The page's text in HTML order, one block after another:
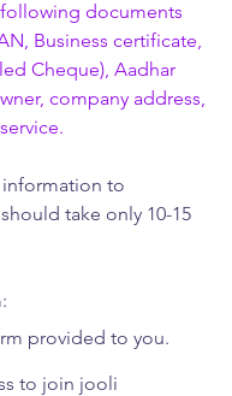
documents
Business certificate,
Cheque), Aadhar
company address,
information to
take only 10-15
provided to you.
to join jooli